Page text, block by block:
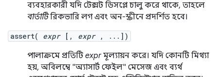
ব্যবহারকারী যদি টেক্সট ডিসপ্লে চালু করে থাকে, তাহলে
বার্তাটিরিকভারি লগ এবং অন-স্ক্রীনে প্রদর্শিত হবে।
assert( expr[, expr, ...])
পালাক্রমে প্রতিটি exprমূল্যায়ন করে। যদি কোনটি মিথ্যা
হয়, অবিলম্বে "অ্যাসার্ট ফেইল" মেসেজ এবং ব্যর্থ